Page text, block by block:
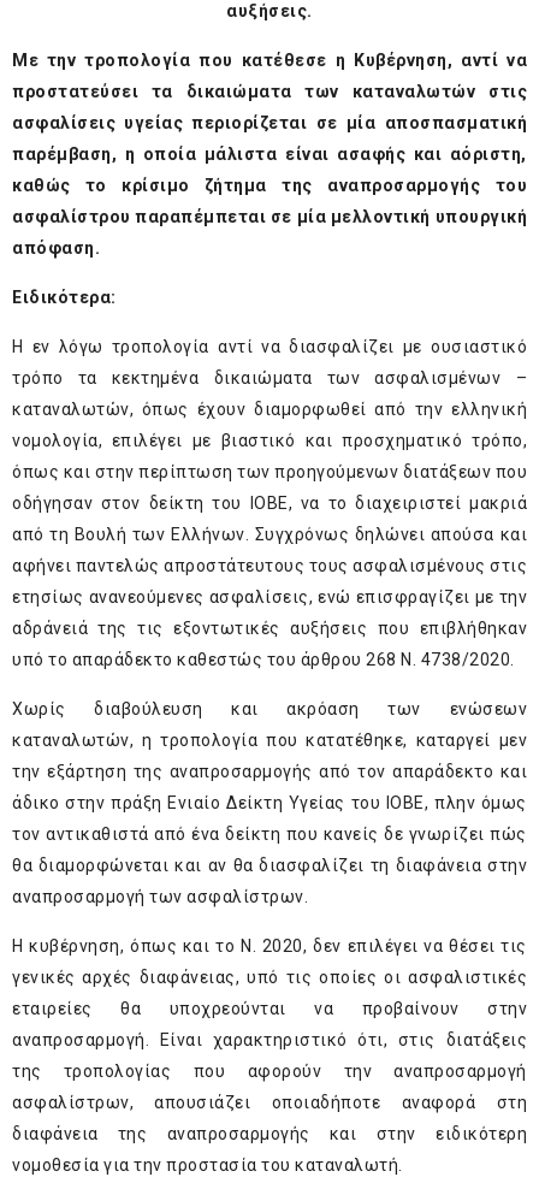
αυξήσεις.
Με την τροπολογία που κατέθεσε η Κυβέρνηση, αντί να
προστατεύσει τα δικαιώματα των καταναλωτών στις
ασφαλίσεις υγείας περιορίζεται σε μία αποσπασματική
παρέμβαση, η οποία μάλιστα είναι ασαφής και αόριστη,
καθώς το κρίσιμο ζήτημα της αναπροσαρμογής του
ασφαλίστρου παραπέμπεται σε μία μελλοντική υπουργική
απόφαση.
Ειδικότερα:
Η εν λόγω τροπολογία αντί να διασφαλίζει με ουσιαστικό
τρόπο τα κεκτημένα δικαιώματα των ασφαλισμένων –
καταναλωτών, όπως έχουν διαμορφωθεί από την ελληνική
νομολογία, επιλέγει με βιαστικό και προσχηματικό τρόπο,
όπως και στην περίπτωση των προηγούμενων διατάξεων που
οδήγησαν στον δείκτη του ΙΟΒΕ, να το διαχειριστεί μακριά
από τη Βουλή των Ελλήνων. Συγχρόνως δηλώνει απούσα και
αφήνει παντελώς απροστάτευτους τους ασφαλισμένους στις
ετησίως ανανεούμενες ασφαλίσεις, ενώ επισφραγίζει με την
αδράνειά της τις εξοντωτικές αυξήσεις που επιβλήθηκαν
υπό το απαράδεκτο καθεστώς του άρθρου 268 Ν. 4738/2020.
Χωρίς διαβούλευση και ακρόαση των ενώσεων
καταναλωτών, η τροπολογία που κατατέθηκε, καταργεί μεν
την εξάρτηση της αναπροσαρμογής από τον απαράδεκτο και
άδικο στην πράξη Ενιαίο Δείκτη Υγείας του ΙΟΒΕ, πλην όμως
τον αντικαθιστά από ένα δείκτη που κανείς δε γνωρίζει πώς
θα διαμορφώνεται και αν θα διασφαλίζει τη διαφάνεια στην
αναπροσαρμογή των ασφαλίστρων.
Η κυβέρνηση, όπως και το Ν. 2020, δεν επιλέγει να θέσει τις
γενικές αρχές διαφάνειας, υπό τις οποίες οι ασφαλιστικές
εταιρείες θα υποχρεούνται να προβαίνουν στην
αναπροσαρμογή. Είναι χαρακτηριστικό ότι, στις διατάξεις
της τροπολογίας που αφορούν την αναπροσαρμογή
ασφαλίστρων, απουσιάζει οποιαδήποτε αναφορά στη
διαφάνεια της αναπροσαρμογής και στην ειδικότερη
νομοθεσία για την προστασία του καταναλωτή.